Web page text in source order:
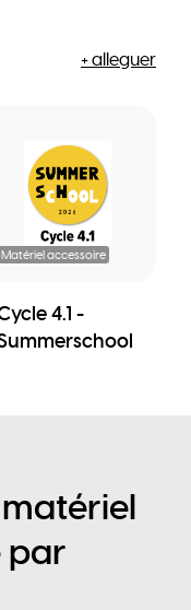
Matériel accessoire
4.1 -
+ alleguer
par